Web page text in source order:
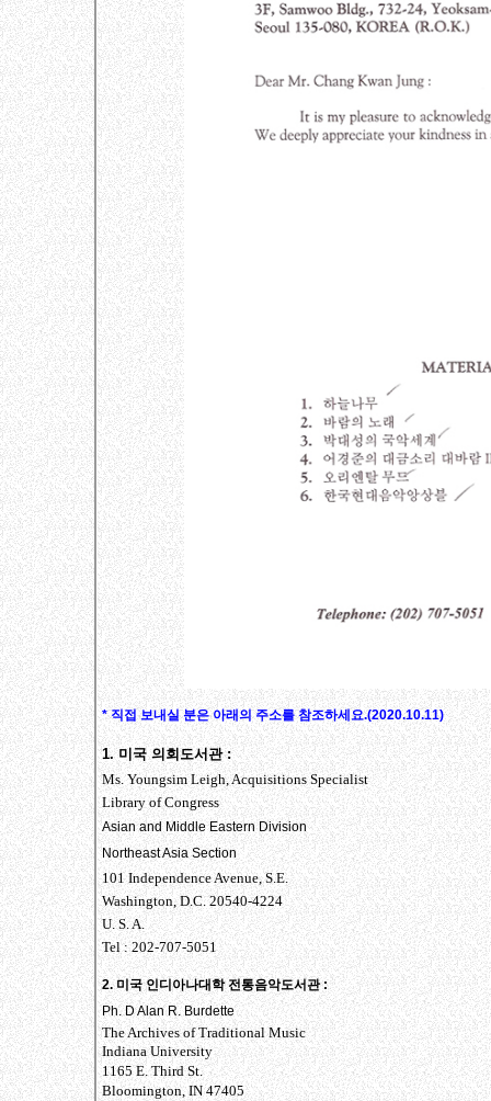
* 직접 보내실 분은 아래의 주소를 참조하세요.(2020.10.11)
1. 미국 의회도서관 :
Ms. Youngsim Leigh, Acquisitions Specialist
Library of Congress
Asian and Middle Eastern Division
Northeast Asia Section
101 Independence Avenue, S.E.
Washington, D.C. 20540-4224
U. S. A.
Tel : 202-707-5051
2. 미국 인디아나대학 전통음악도서관 :
Ph. D Alan R. Burdette
The Archives of Traditional Music
Indiana University
1165 E. Third St.
Bloomington, IN 47405